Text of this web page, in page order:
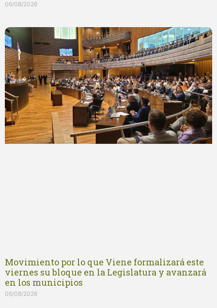
06/08/2026
Movimiento por lo que Viene formalizará este
viernes su bloque en la Legislatura y avanzará
en los municipios
06/08/2026